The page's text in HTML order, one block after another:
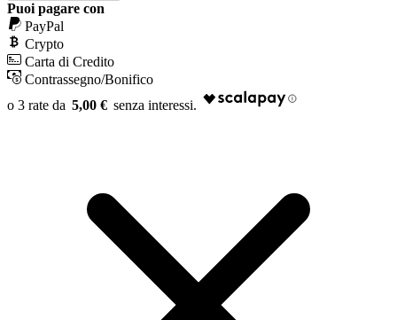
Puoi pagare con
PayPal
Crypto
Carta di Credito
Contrassegno/Bonifico
5,00 €